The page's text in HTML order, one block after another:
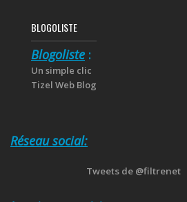
BLOGOLISTE
Blogoliste :
Un simple clic
Tizel Web Blog
Réseau social:
Tweets de @filtrenet